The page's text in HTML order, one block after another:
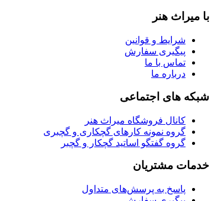
با میراث هنر
شرایط و قوانین
پیگیری سفارش
تماس با ما
درباره ما
شبکه های اجتماعی
کانال فروشگاه میراث هنر
گروه نمونه کارهای گچکاری و گچبری
گروه گفتگو اساتید گچکار و گچبر
خدمات مشتریان
پاسخ به پرسش‌های متداول